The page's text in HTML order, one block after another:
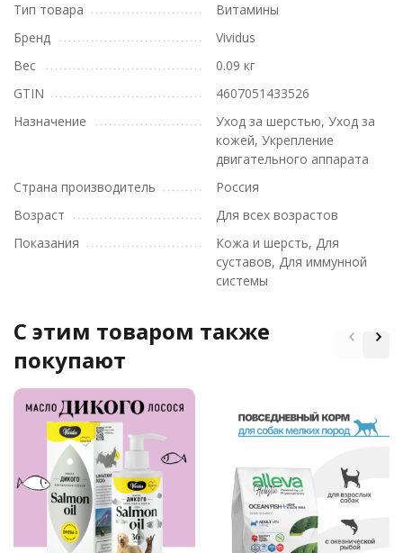
Тип товара
Витамины
Бренд
Vividus
Вес
0.09 кг
GTIN
4607051433526
Назначение
Уход за шерстью, Уход за
кожей, Укрепление
двигательного аппарата
Страна производитель
Россия
Возраст
Для всех возрастов
Показания
Кожа и шерсть, Для
суставов, Для иммунной
системы
C этим товаром также
покупают